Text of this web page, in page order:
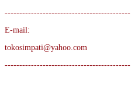
-------------------------------------------
E-mail:
tokosimpati@yahoo.com
-------------------------------------------